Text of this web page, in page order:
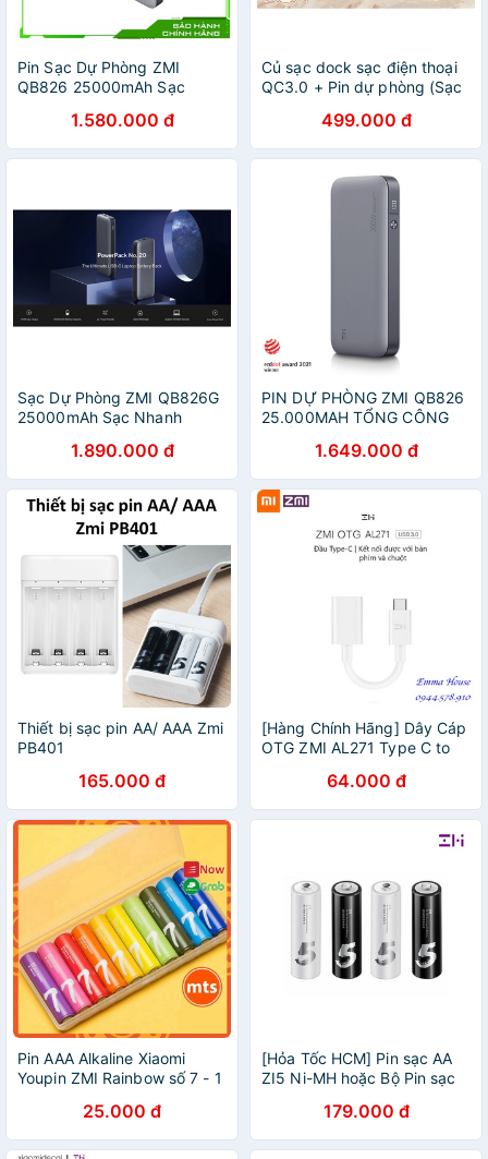
Pin Sạc Dự Phòng ZMI
QB826 25000mAh Sạc
1.580.000 đ
Củ sạc dock sạc điện thoại
QC3.0 + Pin dự phòng (Sạc
cao cấp Agiadep.com
499.000 đ
Sạc Dự Phòng ZMI QB826G
25000mAh Sạc Nhanh
1.890.000 đ
PIN DỰ PHÒNG ZMI QB826
25.000MAH TỔNG CÔNG
1.649.000 đ
Thiết bị sạc pin AA/ AAA Zmi
PB401
165.000 đ
[Hàng Chính Hãng] Dây Cáp
OTG ZMI AL271 Type C to
64.000 đ
Pin AAA Alkaline Xiaomi
Youpin ZMI Rainbow số 7 - 1
Xiaomi ZMI số 7 Chính Hãng
25.000 đ
[Hỏa Tốc HCM] Pin sạc AA
ZI5 Ni-MH hoặc Bộ Pin sạc
4 Pin + 1 Dock sạc)
179.000 đ